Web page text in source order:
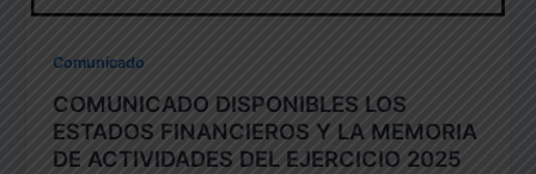
Comunicado
COMUNICADO DISPONIBLES LOS
ESTADOS FINANCIEROS Y LA MEMORIA
DE ACTIVIDADES DEL EJERCICIO 2025